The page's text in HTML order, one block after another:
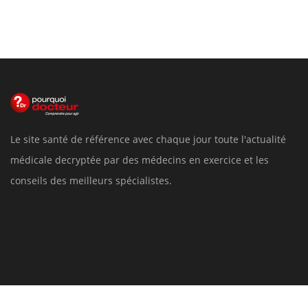
Le site santé de référence avec chaque jour toute l'actualité
médicale decryptée par des médecins en exercice et les
conseils des meilleurs spécialistes.